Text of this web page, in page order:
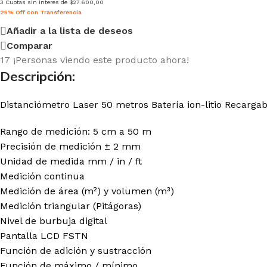
3 Cuotas sin interes de $27.600,00
25% Off con Transferencia
Añadir a la lista de deseos
Comparar
17 ¡Personas viendo este producto ahora!
Descripción:
Distanciómetro Laser 50 metros Batería ion-litio
Rango de medición: 5 cm a 50 m
Precisión de medición ± 2 mm
Unidad de medida mm / in / ft
Medición continua
Medición de área (m²) y volumen (m³)
Medición triangular (Pitágoras)
Nivel de burbuja digital
Pantalla LCD FSTN
Función de adición y sustracción